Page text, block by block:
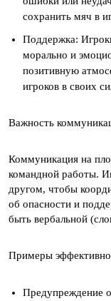
сохранить мяч в
Поддержка:
морально и
позитивную
игроков в своих
Важность
Коммуникация на
командной работы.
другом, чтобы
об опасности и
быть вербальной
Примеры
Предупреждение